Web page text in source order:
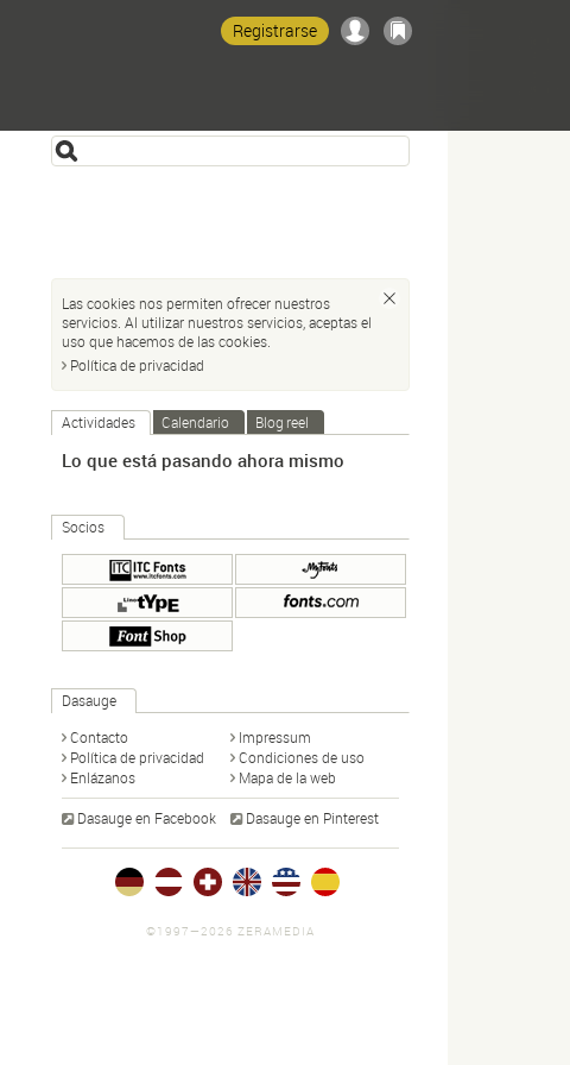
Registrarse
Las cookies nos permiten ofrecer nuestros
servicios. Al utilizar nuestros servicios, aceptas el
uso que hacemos de las cookies.
Política de privacidad
Actividades Calendario Blog reel
Lo que está pasando ahora mismo
Socios
Dasauge
Contacto
Impressum
Política de privacidad
Condiciones de uso
Enlázanos
Mapa de la web
Dasauge en Facebook Dasauge en Pinterest
©1997—2026 ZERAMEDIA